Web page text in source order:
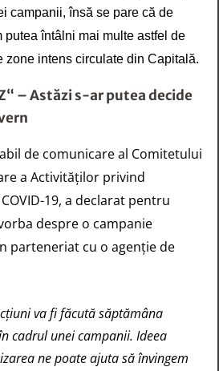
campanii, însă se pare că de
putea întâlni mai multe astfel de
zone intens circulate din Capitală.
– Astăzi s-ar putea decide
de comunicare al Comitetului
a Activităților privind
19, a declarat pentru
despre o campanie
parteneriat cu o agenție de
va fi făcută săptămâna
cadrul unei campanii. Ideea
ne poate ajuta să învingem